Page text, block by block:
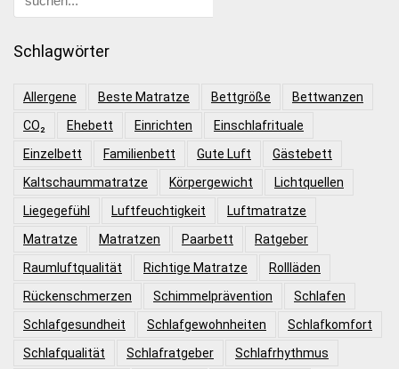
Schlagwörter
Allergene Beste Matratze Bettgröße
Bettwanzen
CO₂
Ehebett Einrichten
Einschlafrituale
Einzelbett
Familienbett Gute Luft
Gästebett
Kaltschaummatratze
Körpergewicht
Lichtquellen
Liegegefühl
Luftfeuchtigkeit
Luftmatratze
Matratze
Matratzen Paarbett
Ratgeber
Raumluftqualität
Richtige Matratze
Rollläden
Rückenschmerzen
Schimmelprävention
Schlafen
Schlafgesundheit
Schlafgewohnheiten
Schlafkomfort
Schlafqualität
Schlafratgeber Schlafrhythmus